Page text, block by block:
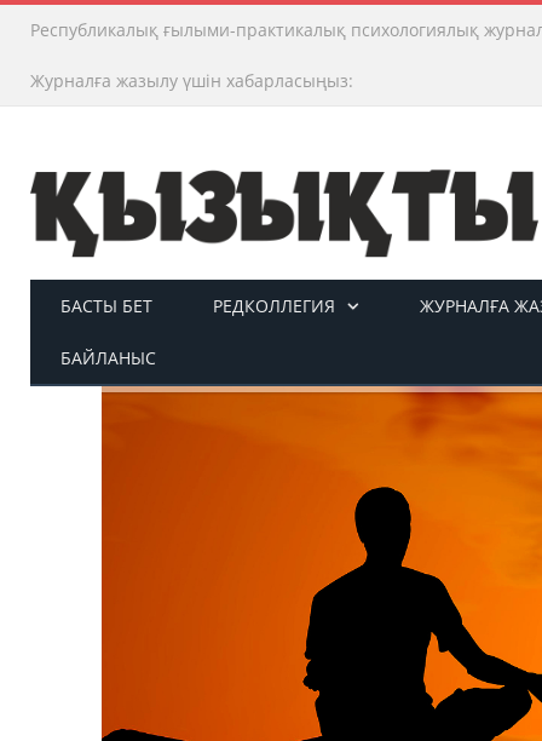
Республикалық ғылыми-практикалық психологиялық
Журналға жазылу үшін хабарласыңыз:
БАСТЫ БЕТ РЕДКОЛЛЕГИЯ ЖУРНАЛҒА
БАЙЛАНЫС